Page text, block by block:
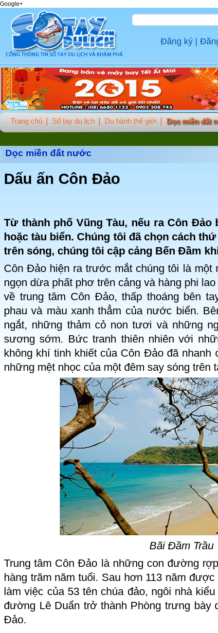
Google+
Đăng ký
Trang chủ Sổ tay du lịch Du hành thế giới Dọc miền đất
Dọc miền đất nước
Dấu ấn Côn Đảo
Từ thành phố Vũng Tàu, nếu ra Côn Đảo
hoặc tàu biển. Chúng tôi đã chọn cách
trên sóng, chúng tôi cập cảng Bến Đầm
Côn Đảo hiện ra trước mắt chúng tôi là một
ngọn dừa phất phơ trên cảng và hàng phi
về trung tâm Côn Đảo, thấp thoáng bên
phau và màu xanh thẳm của nước biển.
ngắt, những thảm cỏ non tươi và những
sương sớm. Bức tranh thiên nhiên với
không khí tinh khiết của Côn Đảo đã nhanh
những mệt nhọc của một đêm say sóng trên
Bãi Đầm Trầu
Trung tâm Côn Đảo là những con đường
hàng trăm năm tuổi. Sau hơn 113 năm
làm việc của 53 tên chúa đảo, ngôi nhà
đường Lê Duẩn trở thành Phòng trưng bày
Đảo.